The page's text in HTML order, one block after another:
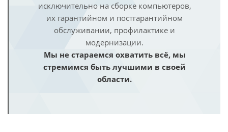
исключительно на сборке компьютеров,
их гарантийном и постгарантийном
обслуживании, профилактике и
модернизации.
Мы не стараемся охватить всё, мы
стремимся быть лучшими в своей
области.